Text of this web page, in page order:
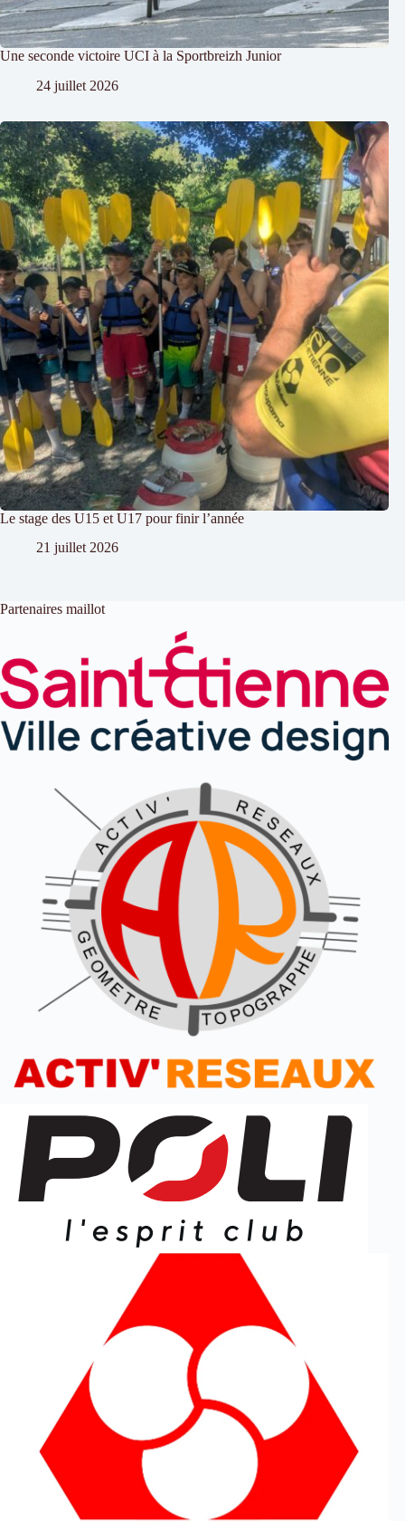
Une seconde victoire UCI à la Sportbreizh Junior
24 juillet 2026
Le stage des U15 et U17 pour finir l’année
21 juillet 2026
Partenaires maillot